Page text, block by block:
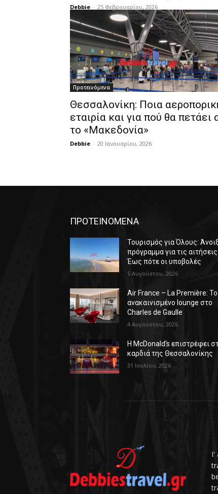
Debbie - 25 Φεβρουαρίου, 2026
Προτεινόμενα
Θεσσαλονίκη: Ποια
εταιρία και για πού θα πετάει
το «Μακεδονία»
Debbie - 20 Ιανουαρίου, 2026
ΠΡΟΤΕΙΝΟΜΕΝΑ
Τουρισμός για Όλους:
πρόγραμμα για τις
Έως πότε οι υποβολές
5 Αυγούστου, 2026
Air France – La Première: Το
ανακαινισμένο lounge στο
Charles de Gaulle
4 Αυγούστου, 2026
Η McDonald’s επιστρέφει
καρδιά της Θεσσαλονίκης
31 Ιουλίου, 2026
I'